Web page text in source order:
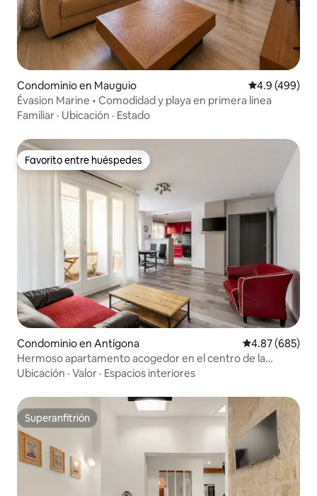
Condominio en Mauguio Calificación
4.9 (499)
Évasion Marine • Comodidad y playa en primera línea
Familiar · Ubicación · Estado
Favorito entre huéspedes
Favorito entre huéspedes
Condominio en Antígona Calificación
4.87 (685)
Hermoso apartamento acogedor en el centro de la
ciudad. 2 habitaciones.
Ubicación · Valor · Espacios interiores
Superanfitrión
Superanfitrión